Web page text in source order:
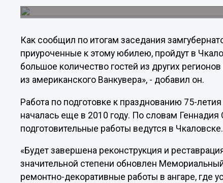
Как сообщил по итогам заседания
приуроченные к этому юбилею, пройдут в
большое количество гостей из других
из американского Ванкувера», - добавил он.
Работа по подготовке к празднованию 75-
началась еще в 2010 году. По словам
подготовительные работы ведутся в Чкаловске.
«Будет завершена реконструкция и
значительной степени обновлен
ремонтно-декоративные работы в ангаре, где